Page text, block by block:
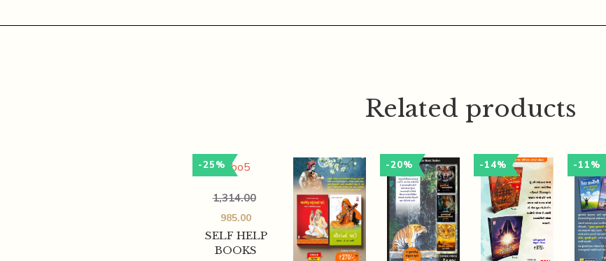
Related products
-25%
SELF HELP
BOOKS
1,314.00
985.00
-20% -14% -11%